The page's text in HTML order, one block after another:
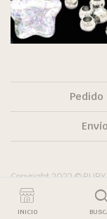
Pedido
Copyright 2022 ©
INICIO